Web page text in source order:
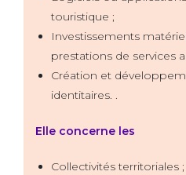
touristique ;
Investissements
prestations de services
Création et
identitaires. .
Elle concerne les
Collectivités territoriales ;